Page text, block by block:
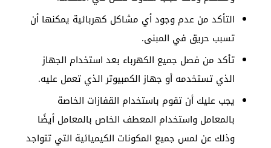
التأكد من عدم وجود أي مشاكل كهربائية يمكنها أن
تسبب حريق في المبنى.
تأكد من فصل جميع الكهرباء بعد استخدام الجهاز
الذي تستخدمه أو جهاز الكمبيوتر الذي تعمل عليه.
يجب عليك أن تقوم باستخدام القفازات الخاصة
بالمعامل واستخدام المعطف الخاص بالمعامل أيضًا
وذلك عن لمس جميع المكونات الكيميائية التي تتواجد